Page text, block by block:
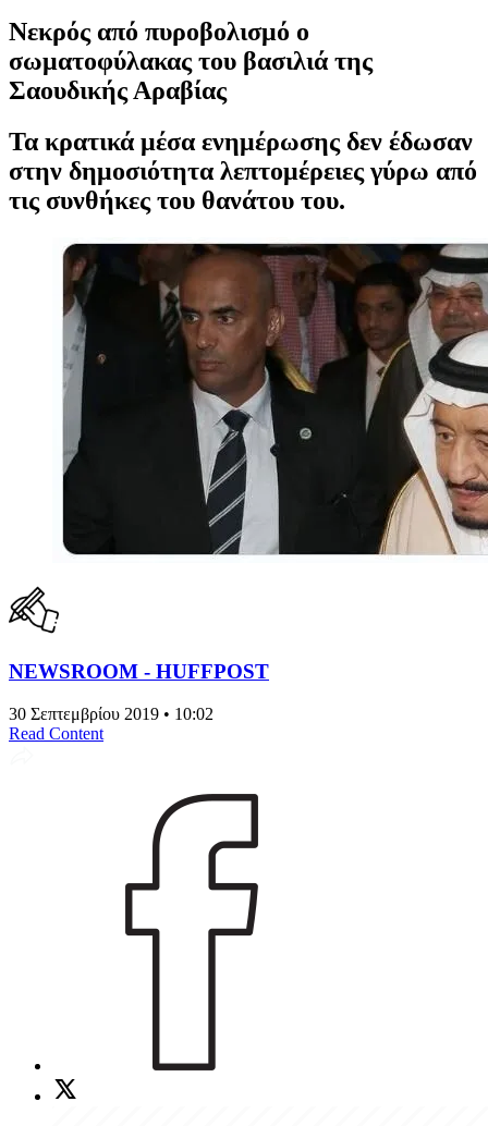
Νεκρός από πυροβολισμό ο
σωματοφύλακας του βασιλιά της
Σαουδικής Αραβίας
Τα κρατικά μέσα ενημέρωσης δεν έδωσαν
στην δημοσιότητα λεπτομέρειες γύρω από
τις συνθήκες του θανάτου του.
NEWSROOM - HUFFPOST
30 Σεπτεμβρίου 2019 • 10:02
Read Content